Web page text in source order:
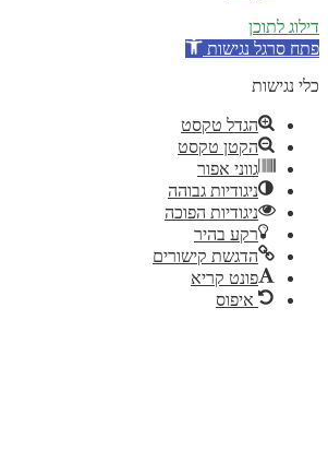
לתוכן
סרגל נגישות
נגישות
הגדל טקסט
הקטן טקסט
גווני אפור
ניגודיות גבוהה
ניגודיות הפוכה
רקע בהיר
הדגשת קישורים
פונט קריא
איפוס